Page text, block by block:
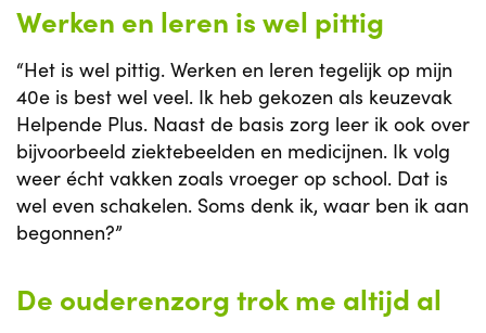
Werken en leren is wel pittig
“Het is wel pittig. Werken en leren tegelijk op mijn
40e is best wel veel. Ik heb gekozen als keuzevak
Helpende Plus. Naast de basis zorg leer ik ook over
bijvoorbeeld ziektebeelden en medicijnen. Ik volg
weer écht vakken zoals vroeger op school. Dat is
wel even schakelen. Soms denk ik, waar ben ik aan
begonnen?”
De ouderenzorg trok me altijd al